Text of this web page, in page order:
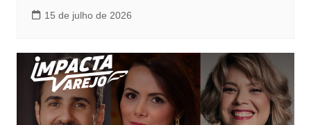
15 de julho de 2026